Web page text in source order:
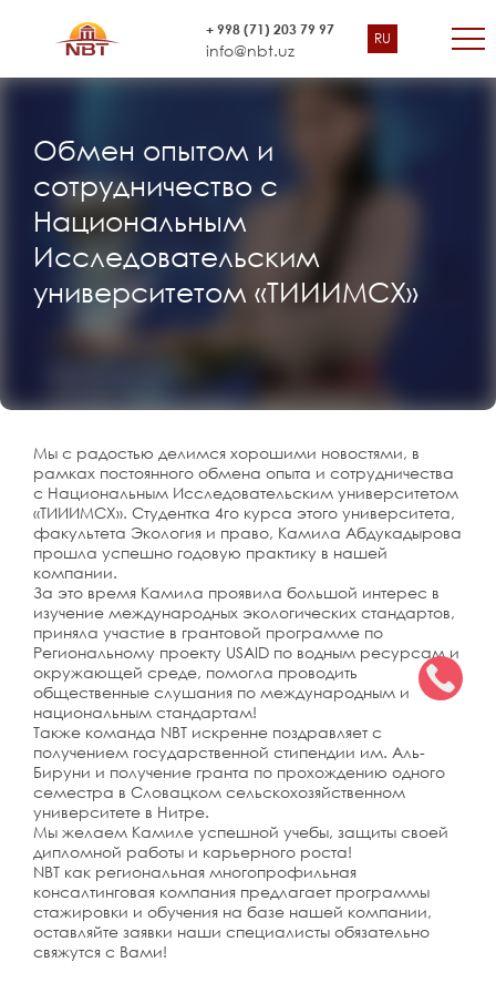
RU
+ 998 (71) 203 79 97
info@nbt.uz
Обмен опытом и
сотрудничество с
Национальным
Исследовательским
университетом «ТИИИМСХ»
Мы с радостью делимся хорошими новостями, в
рамках постоянного обмена опыта и сотрудничества
с Национальным Исследовательским университетом
«ТИИИМСХ». Студентка 4го курса этого университета,
факультета Экология и право, Камила Абдукадырова
прошла успешно годовую практику в нашей
компании.
За это время Камила проявила большой интерес в
изучение международных экологических стандартов,
приняла участие в грантовой программе по
Региональному проекту USAID по водным ресурсам и
окружающей среде, помогла проводить
общественные слушания по международным и
национальным стандартам!
Также команда NBT искренне поздравляет с
получением государственной стипендии им. Аль-
Бируни и получение гранта по прохождению одного
семестра в Словацком сельскохозяйственном
университете в Нитре.
Мы желаем Камиле успешной учебы, защиты своей
дипломной работы и карьерного роста!
NBT как региональная многопрофильная
консалтинговая компания предлагает программы
стажировки и обучения на базе нашей компании,
оставляйте заявки наши специалисты обязательно
свяжутся с Вами!